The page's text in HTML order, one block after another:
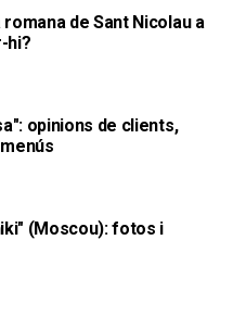
de Sant Nicolau a
hi?
opinions de clients,
(Moscou): fotos i